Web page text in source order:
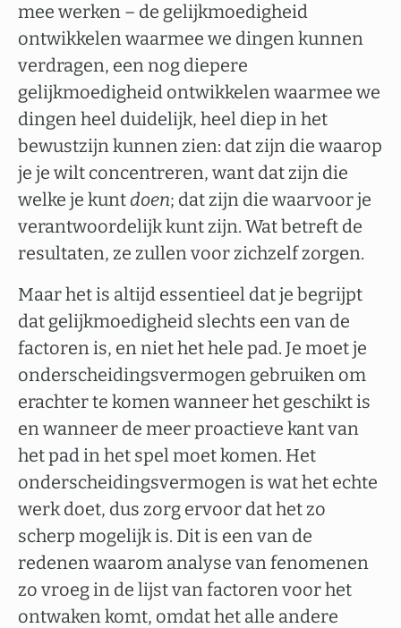
mee werken – de gelijkmoedigheid
ontwikkelen waarmee we dingen kunnen
verdragen, een nog diepere
gelijkmoedigheid ontwikkelen waarmee we
dingen heel duidelijk, heel diep in het
bewustzijn kunnen zien: dat zijn die waarop
je je wilt concentreren, want dat zijn die
welke je kuntdoen; dat zijn die waarvoor je
verantwoordelijk kunt zijn. Wat betreft de
resultaten, ze zullen voor zichzelf zorgen.
Maar het is altijd essentieel dat je begrijpt
dat gelijkmoedigheid slechts een van de
factoren is, en niet het hele pad. Je moet je
onderscheidingsvermogen gebruiken om
erachter te komen wanneer het geschikt is
en wanneer de meer proactieve kant van
het pad in het spel moet komen. Het
onderscheidingsvermogen is wat het echte
werk doet, dus zorg ervoor dat het zo
scherp mogelijk is. Dit is een van de
redenen waarom analyse van fenomenen
zo vroeg in de lijst van factoren voor het
ontwaken komt, omdat het alle andere